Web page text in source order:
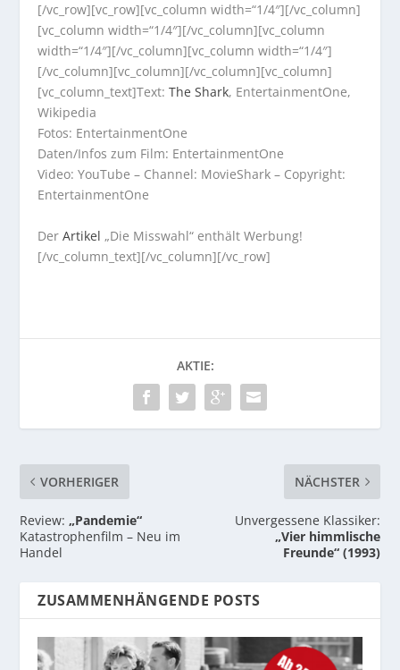
[/vc_row][vc_row][vc_column width=“1/4″][/vc_column]
[vc_column width=“1/4″][/vc_column][vc_column
width=“1/4″][/vc_column][vc_column width=“1/4″]
[/vc_column][vc_column][/vc_column][vc_column]
[vc_column_text]Text:The Shark, EntertainmentOne,
Wikipedia
Fotos: EntertainmentOne
Daten/Infos zum Film: EntertainmentOne
Video: YouTube – Channel: MovieShark – Copyright:
EntertainmentOne
DerArtikel „Die Misswahl“ enthält Werbung!
[/vc_column_text][/vc_column][/vc_row]
AKTIE:
VORHERIGER
Review: „Pandemie“
Katastrophenfilm – Neu im
Handel
NÄCHSTER
Unvergessene Klassiker:
„Vier himmlische
Freunde“ (1993)
ZUSAMMENHÄNGENDE POSTS